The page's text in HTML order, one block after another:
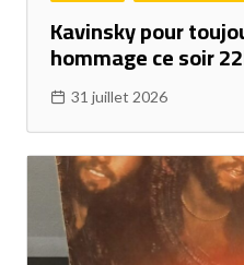
Kavinsky pour
hommage ce soir
31 juillet 2026